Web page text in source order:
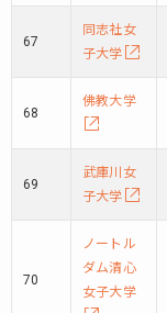
67
同志社女
子大学
68
佛教大学
69
武庫川女
子大学
70
ノートル
ダム清心
女子大学